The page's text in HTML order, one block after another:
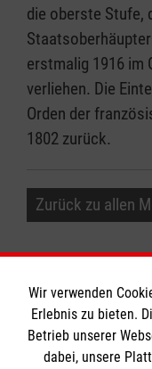
die oberste Stufe,
erstmalig 1916 im
verliehen. Die
Orden der
1802 zurück.
Zurück zu allen
Wir verwenden
Erlebnis zu bieten.
Betrieb unserer
dabei, unsere